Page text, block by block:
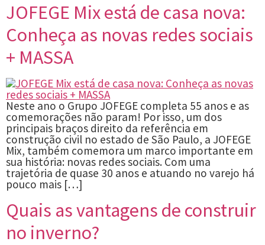
JOFEGE Mix está de casa nova:
Conheça as novas redes sociais
+ MASSA
Neste ano o Grupo JOFEGE completa 55 anos e as
comemorações não param! Por isso, um dos
principais braços direito da referência em
construção civil no estado de São Paulo, a JOFEGE
Mix, também comemora um marco importante em
sua história: novas redes sociais. Com uma
trajetória de quase 30 anos e atuando no varejo há
pouco mais […]
Quais as vantagens de construir
no inverno?